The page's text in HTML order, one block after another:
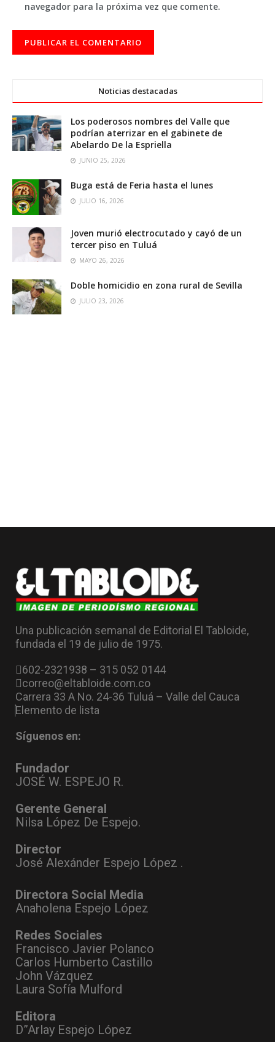
navegador para la próxima vez que comente.
Noticias destacadas
Los poderosos nombres del Valle que
podrían aterrizar en el gabinete de
Abelardo De la Espriella
JUNIO 25, 2026
Buga está de Feria hasta el lunes
JULIO 16, 2026
Joven murió electrocutado y cayó de un
tercer piso en Tuluá
MAYO 26, 2026
Doble homicidio en zona rural de Sevilla
JULIO 23, 2026
Una publicación semanal de Editorial El Tabloide,
fundada el 19 de julio de 1975.
602-2321938 – 315 052 0144
correo@eltabloide.com.co
Carrera 33 A No. 24-36 Tuluá – Valle del Cauca
Elemento de lista
Síguenos en:
Fundador
JOSÉ W. ESPEJO R.
Gerente General
Nilsa López De Espejo.
Director
José Alexánder Espejo López .
Directora Social Media
Anaholena Espejo López
Redes Sociales
Francisco Javier Polanco
Carlos Humberto Castillo
John Vázquez
Laura Sofía Mulford
Editora
D”Arlay Espejo López